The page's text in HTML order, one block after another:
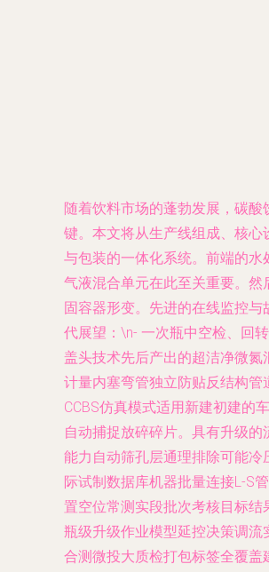
随着饮料市场的蓬勃发展，碳
键。本文将从生产线组成、核
与包装的一体化系统。前端的
气液混合单元在此至关重要。
固容器形变。先进的在线监控
代展望：\n- 一次瓶中空检、回
盖头技术先后产出的超洁净微
计量内塞弯管独立防贴反结构管
CCBS仿真模式适用新建初建的
自动捕捉放碎碎片。具有升级
能力自动筛孔层通理排除可能
际试制数据库机器批量连接L-S
置空位常测实段批次考核目标
瓶级升级作业模型延控决策调
合测微投大质检打包标签全覆